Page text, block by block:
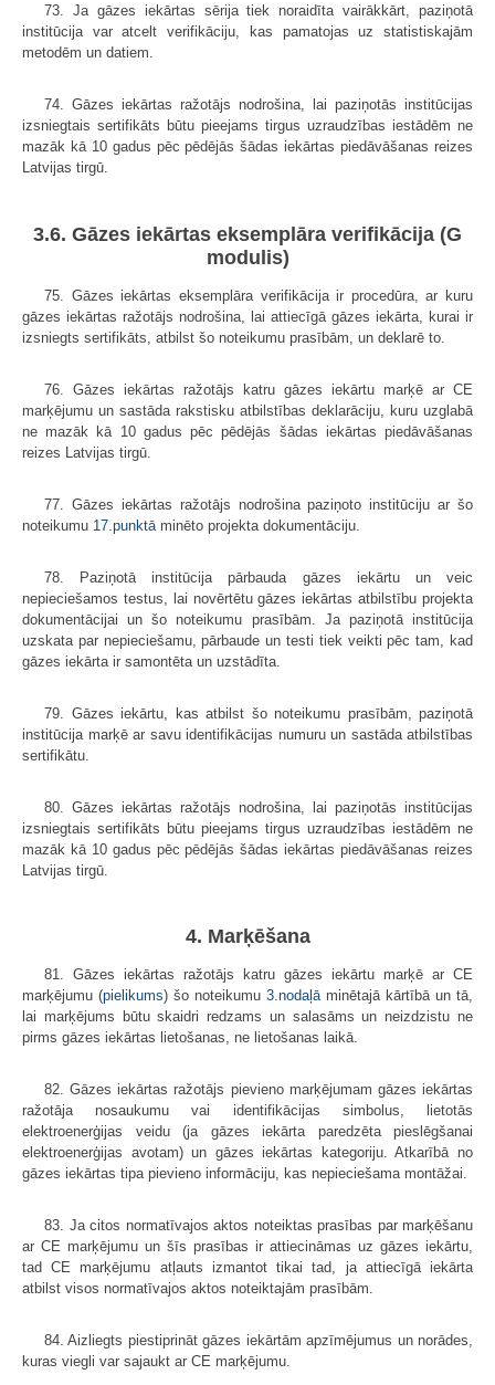
73. Ja gāzes iekārtas sērija tiek noraidīta vairākkārt, paziņotā
institūcija var atcelt verifikāciju, kas pamatojas uz statistiskajām
metodēm un datiem.
74. Gāzes iekārtas ražotājs nodrošina, lai paziņotās institūcijas
izsniegtais sertifikāts būtu pieejams tirgus uzraudzības iestādēm ne
mazāk kā 10 gadus pēc pēdējās šādas iekārtas piedāvāšanas reizes
Latvijas tirgū.
3.6. Gāzes iekārtas eksemplāra verifikācija (G
modulis)
75. Gāzes iekārtas eksemplāra verifikācija ir procedūra, ar kuru
gāzes iekārtas ražotājs nodrošina, lai attiecīgā gāzes iekārta, kurai ir
izsniegts sertifikāts, atbilst šo noteikumu prasībām, un deklarē to.
76. Gāzes iekārtas ražotājs katru gāzes iekārtu marķē ar CE
marķējumu un sastāda rakstisku atbilstības deklarāciju, kuru uzglabā
ne mazāk kā 10 gadus pēc pēdējās šādas iekārtas piedāvāšanas
reizes Latvijas tirgū.
77. Gāzes iekārtas ražotājs nodrošina paziņoto institūciju ar šo
noteikumu 17.punktā minēto projekta dokumentāciju.
78. Paziņotā institūcija pārbauda gāzes iekārtu un veic
nepieciešamos testus, lai novērtētu gāzes iekārtas atbilstību projekta
dokumentācijai un šo noteikumu prasībām. Ja paziņotā institūcija
uzskata par nepieciešamu, pārbaude un testi tiek veikti pēc tam, kad
gāzes iekārta ir samontēta un uzstādīta.
79. Gāzes iekārtu, kas atbilst šo noteikumu prasībām, paziņotā
institūcija marķē ar savu identifikācijas numuru un sastāda atbilstības
sertifikātu.
80. Gāzes iekārtas ražotājs nodrošina, lai paziņotās institūcijas
izsniegtais sertifikāts būtu pieejams tirgus uzraudzības iestādēm ne
mazāk kā 10 gadus pēc pēdējās šādas iekārtas piedāvāšanas reizes
Latvijas tirgū.
4. Marķēšana
81. Gāzes iekārtas ražotājs katru gāzes iekārtu marķē ar CE
marķējumu (pielikums) šo noteikumu 3.nodaļāminētajā kārtībā un tā,
lai marķējums būtu skaidri redzams un salasāms un neizdzistu ne
pirms gāzes iekārtas lietošanas, ne lietošanas laikā.
82. Gāzes iekārtas ražotājs pievieno marķējumam gāzes iekārtas
ražotāja nosaukumu vai identifikācijas simbolus, lietotās
elektroenerģijas veidu (ja gāzes iekārta paredzēta pieslēgšanai
elektroenerģijas avotam) un gāzes iekārtas kategoriju. Atkarībā no
gāzes iekārtas tipa pievieno informāciju, kas nepieciešama montāžai.
83. Ja citos normatīvajos aktos noteiktas prasības par marķēšanu
ar CE marķējumu un šīs prasības ir attiecināmas uz gāzes iekārtu,
tad CE marķējumu atļauts izmantot tikai tad, ja attiecīgā iekārta
atbilst visos normatīvajos aktos noteiktajām prasībām.
84. Aizliegts piestiprināt gāzes iekārtām apzīmējumus un norādes,
kuras viegli var sajaukt ar CE marķējumu.